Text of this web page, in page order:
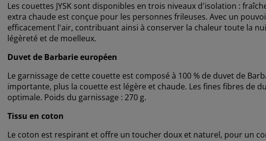
Les couettes JYSK sont disponibles en trois niveaux d'isolation :
extra chaude est conçue pour les personnes frileuses. Avec un
efficacement l'air, contribuant ainsi à conserver la chaleur toute la
légèreté et de moelleux.
Duvet de Barbarie européen
Le garnissage de cette couette est composé à 100 % de duvet de
importante, plus la couette est légère et chaude. Les fines fibres de
optimale. Poids du garnissage : 270 g.
Tissu en coton
Le coton est respirant et offre un toucher doux et naturel, pour un